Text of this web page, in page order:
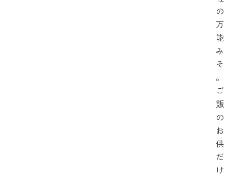
の
万
能
み
そ
。
ご
飯
の
お
供
だ
け